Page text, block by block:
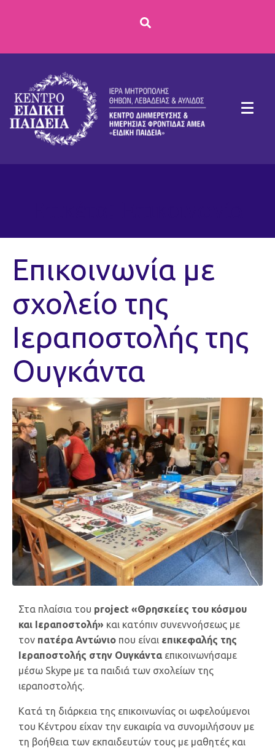
Επικοινωνία με
σχολείο της
Ιεραποστολής της
Ουγκάντα
Στα πλαίσια του project «Θρησκείες του κόσμου
και Ιεραποστολή» και κατόπιν συνεννοήσεως με
τον πατέρα Αντώνιο που είναι επικεφαλής της
Ιεραποστολής στην Ουγκάντα επικοινωνήσαμε
μέσω Skype με τα παιδιά των σχολείων της
ιεραποστολής.
Κατά τη διάρκεια της επικοινωνίας οι ωφελούμενοι
του Κέντρου είχαν την ευκαιρία να συνομιλήσουν με
τη βοήθεια των εκπαιδευτών τους με μαθητές και